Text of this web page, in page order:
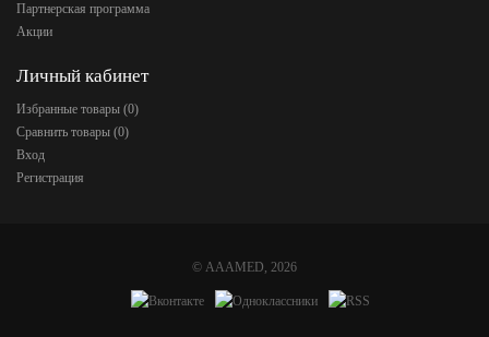
Партнерская программа
Акции
Личный кабинет
Избранные товары (0)
Сравнить товары (0)
Вход
Регистрация
© AAAMED, 2026